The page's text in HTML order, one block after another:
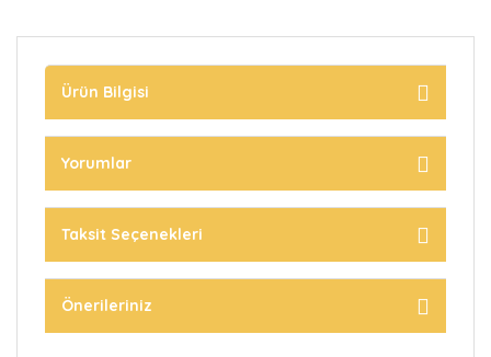
Ürün Bilgisi
Yorumlar
Taksit Seçenekleri
Önerileriniz